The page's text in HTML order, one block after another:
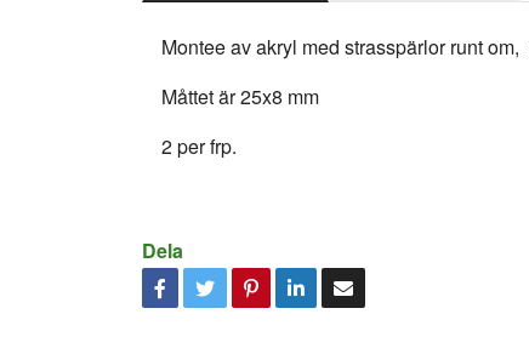
Montee av akryl med strasspärlor runt
Måttet är 25x8 mm
2 per frp.
Dela